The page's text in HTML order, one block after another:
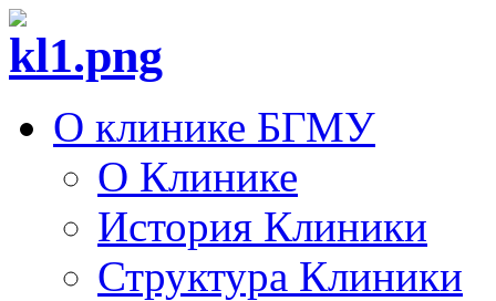
О клинике БГМУ
О Клинике
История Клиники
Структура Клиники